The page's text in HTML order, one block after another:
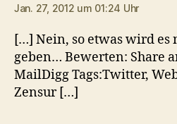
Jan. 27, 2012 um 01:24 Uhr
[…] Nein, so etwas wird es
geben… Bewerten: Share
MailDigg Tags:Twitter,
Zensur […]